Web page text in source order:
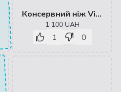
Консервний ніж Victorinox універсальний Чорний
1 100 UAH
1 0